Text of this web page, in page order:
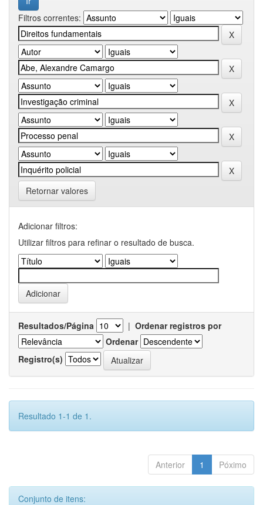
Filtros correntes:
Retornar valores
Adicionar filtros:
Utilizar filtros para refinar o resultado de busca.
Resultados/Página | Ordenar registros por
Ordenar
Registro(s)
Resultado 1-1 de 1.
Anterior 1 Póximo
Conjunto de itens: